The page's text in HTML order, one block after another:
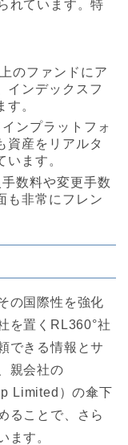
れています。特
のファンドにア
インデックスフ
。
ンプラットフォ
資産をリアルタ
ます。
数料や変更手数
も非常にフレン
の国際性を強化
を置くRL360°社
できる情報とサ
親会社の
Limited）の傘下
ることで、さら
ます。